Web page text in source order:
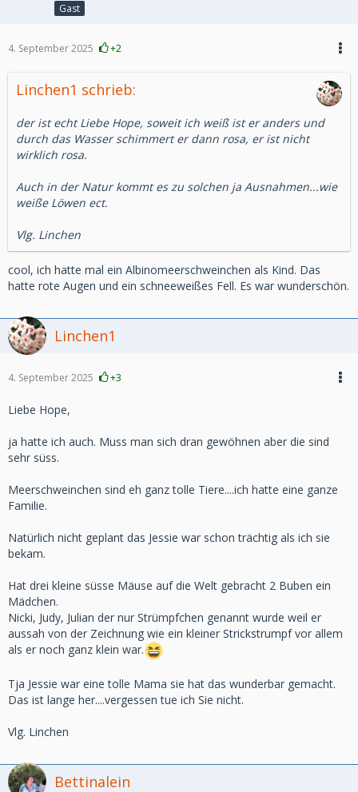
Gast
4. September 2025 +2
Linchen1 schrieb:
der ist echt Liebe Hope, soweit ich weiß ist er anders und
durch das Wasser schimmert er dann rosa, er ist nicht
wirklich rosa.
Auch in der Natur kommt es zu solchen ja Ausnahmen...wie
weiße Löwen ect.
Vlg. Linchen
cool, ich hatte mal ein Albinomeerschweinchen als Kind. Das
hatte rote Augen und ein schneeweißes Fell. Es war wunderschön.
Linchen1
4. September 2025 +3
Liebe Hope,
ja hatte ich auch. Muss man sich dran gewöhnen aber die sind
sehr süss.
Meerschweinchen sind eh ganz tolle Tiere....ich hatte eine ganze
Familie.
Natürlich nicht geplant das Jessie war schon trächtig als ich sie
bekam.
Hat drei kleine süsse Mäuse auf die Welt gebracht 2 Buben ein
Mädchen.
Nicki, Judy, Julian der nur Strümpfchen genannt wurde weil er
aussah von der Zeichnung wie ein kleiner Strickstrumpf vor allem
als er noch ganz klein war.
Tja Jessie war eine tolle Mama sie hat das wunderbar gemacht.
Das ist lange her....vergessen tue ich Sie nicht.
Vlg. Linchen
Bettinalein